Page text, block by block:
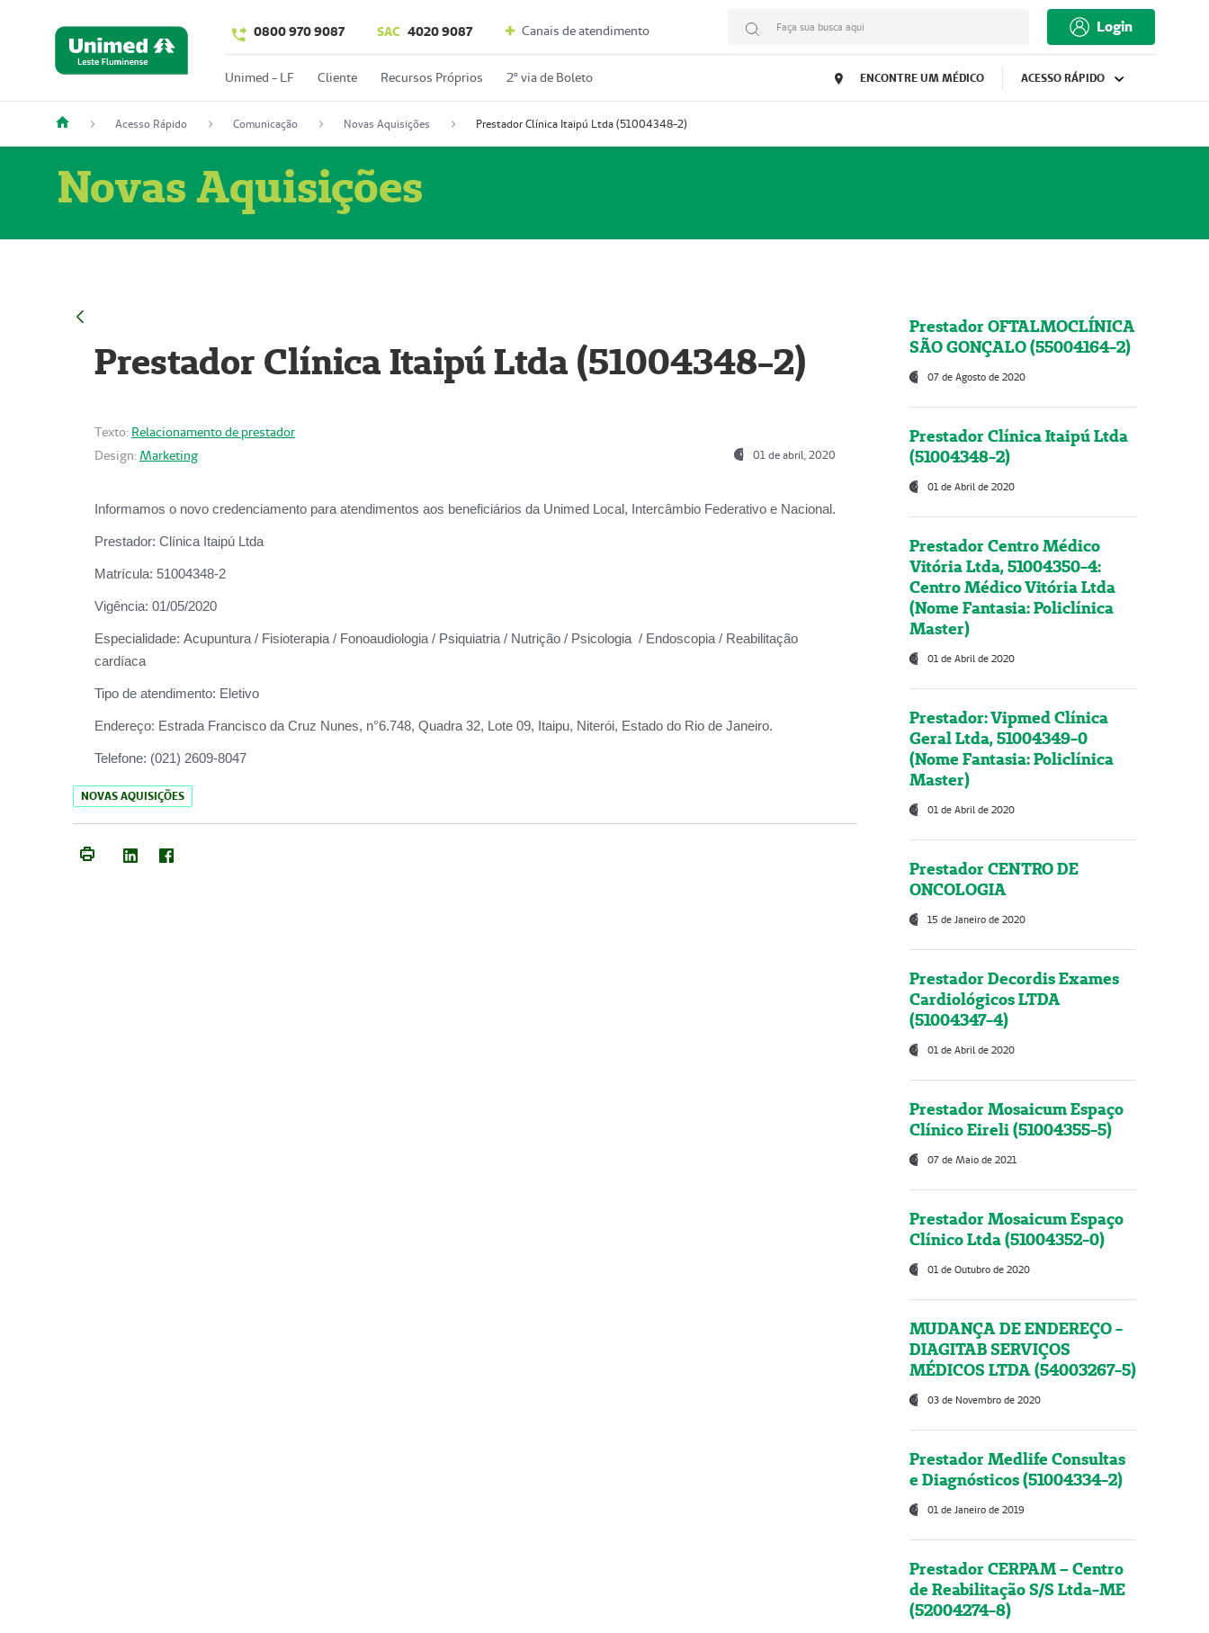
0800 970 9087 SAC 4020 9087 Canais de atendimento Faça sua busca aqui Login
Unimed - LF Cliente Recursos Próprios 2º via de Boleto ENCONTRE UM MÉDICO ACESSO RÁPIDO
Acesso Rápido Comunicação Novas Aquisições Prestador Clínica Itaipú Ltda (51004348-2)
Novas Aquisições
Prestador Clínica Itaipú Ltda (51004348-2)
Texto: Relacionamento de prestador
Design: Marketing 01 de abril, 2020
Informamos o novo credenciamento para atendimentos aos beneficiários da Unimed Local, Intercâmbio Federativo e Nacional.
Prestador: Clínica Itaipú Ltda
Matrícula: 51004348-2
Vigência: 01/05/2020
Especialidade: Acupuntura / Fisioterapia / Fonoaudiologia / Psiquiatria / Nutrição / Psicologia / Endoscopia / Reabilitação
cardíaca
Tipo de atendimento: Eletivo
Endereço: Estrada Francisco da Cruz Nunes, n°6.748, Quadra 32, Lote 09, Itaipu, Niterói, Estado do Rio de Janeiro.
Telefone: (021) 2609-8047
NOVAS AQUISIÇÕES
Prestador OFTALMOCLÍNICA
SÃO GONÇALO (55004164-2)
07 de Agosto de 2020
Prestador Clínica Itaipú Ltda
(51004348-2)
01 de Abril de 2020
Prestador Centro Médico
Vitória Ltda, 51004350-4:
Centro Médico Vitória Ltda
(Nome Fantasia: Policlínica
Master)
01 de Abril de 2020
Prestador: Vipmed Clínica
Geral Ltda, 51004349-0
(Nome Fantasia: Policlínica
Master)
01 de Abril de 2020
Prestador CENTRO DE
ONCOLOGIA
15 de Janeiro de 2020
Prestador Decordis Exames
Cardiológicos LTDA
(51004347-4)
01 de Abril de 2020
Prestador Mosaicum Espaço
Clínico Eireli (51004355-5)
07 de Maio de 2021
Prestador Mosaicum Espaço
Clínico Ltda (51004352-0)
01 de Outubro de 2020
MUDANÇA DE ENDEREÇO -
DIAGITAB SERVIÇOS
MÉDICOS LTDA (54003267-5)
03 de Novembro de 2020
Prestador Medlife Consultas
e Diagnósticos (51004334-2)
01 de Janeiro de 2019
Prestador CERPAM – Centro
de Reabilitação S/S Ltda-ME
(52004274-8)